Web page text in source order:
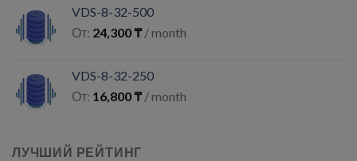
VDS-8-32-500
От: 24,300₸ / month
VDS-8-32-250
От: 16,800₸ / month
ЛУЧШИЙ РЕЙТИНГ